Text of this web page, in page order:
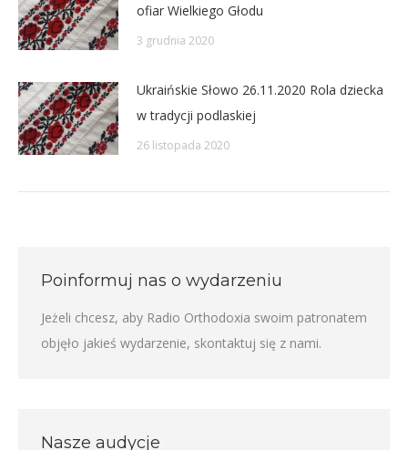
ofiar Wielkiego Głodu
3 grudnia 2020
Ukraińskie Słowo 26.11.2020 Rola dziecka
w tradycji podlaskiej
26 listopada 2020
Poinformuj nas o wydarzeniu
Jeżeli chcesz, aby Radio Orthodoxia swoim patronatem
objęło jakieś wydarzenie, skontaktuj się z nami.
Nasze audycje